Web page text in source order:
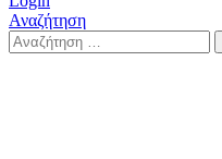
Αναζήτηση
Search
for: